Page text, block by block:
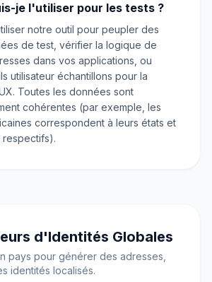
je l'utiliser pour les tests ?
notre outil pour peupler des
de test, vérifier la logique de
dans vos applications, ou
utilisateur échantillons pour la
Toutes les données sont
cohérentes (par exemple, les
correspondent à leurs états et
d'Identités Globales
pays pour générer des adresses,
identités localisés.